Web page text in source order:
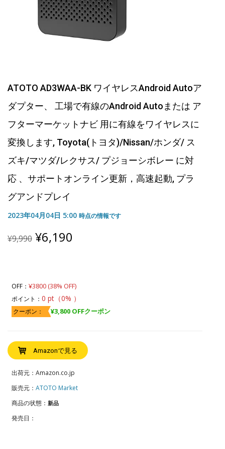
ATOTO AD3WAA-BK ワイヤレスAndroid Autoア
ダプター、 工場で有線のAndroid Autoまたは ア
フターマーケットナビ 用に有線をワイヤレスに
変換します, Toyota(トヨタ)/Nissan/ホンダ/ ス
ズキ/マツダ/レクサス/ プジョーシボレー に対
応 、サポートオンライン更新，高速起動, プラ
グアンドプレイ
2023年04月04日 5:00 時点の情報です
¥9,990 Original
price
¥6,190
OFF： ¥3800 (38% OFF)
ポイント： 0 pt（0% ）
クーポン： ¥3,800 OFFクーポン
Amazonで見る
出荷元：Amazon.co.jp
販売元： ATOTO Market
商品の状態： 新品
発売日：